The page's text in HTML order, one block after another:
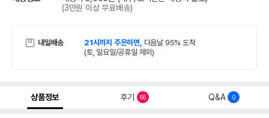
(3만원 이상 무료배송)
내일배송 21시까지 주문하면, 다음날 95% 도착
(토, 일요일/공휴일 제외)
상품정보 후기 66 Q&A 0